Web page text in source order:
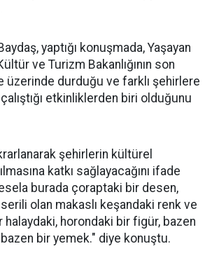
yaptığı konuşmada, Yaşayan
ve Turizm Bakanlığının son
üzerinde durduğu ve farklı şehirlere
çalıştığı etkinliklerden biri olduğunu
şehirlerin kültürel
katkı sağlayacağını ifade
burada çoraptaki bir desen,
olan makaslı keşandaki renk ve
halaydaki, horondaki bir figür, bazen
bir yemek." diye konuştu.